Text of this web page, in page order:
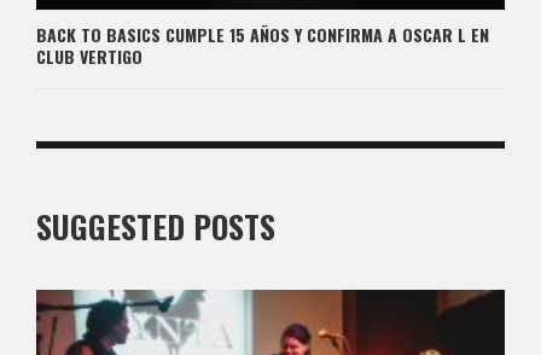
BACK TO BASICS CUMPLE 15 AÑOS Y CONFIRMA A OSCAR L EN
CLUB VERTIGO
SUGGESTED POSTS